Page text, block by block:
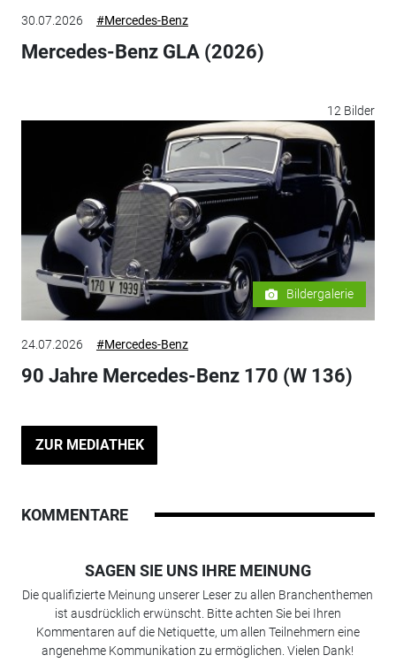
30.07.2026 #Mercedes-Benz
Mercedes-Benz GLA (2026)
12 Bilder
Bildergalerie
24.07.2026 #Mercedes-Benz
90 Jahre Mercedes-Benz 170 (W 136)
ZUR MEDIATHEK
KOMMENTARE
SAGEN SIE UNS IHRE MEINUNG
Die qualifizierte Meinung unserer Leser zu allen Branchenthemen
ist ausdrücklich erwünscht. Bitte achten Sie bei Ihren
Kommentaren auf die Netiquette, um allen Teilnehmern eine
angenehme Kommunikation zu ermöglichen. Vielen Dank!